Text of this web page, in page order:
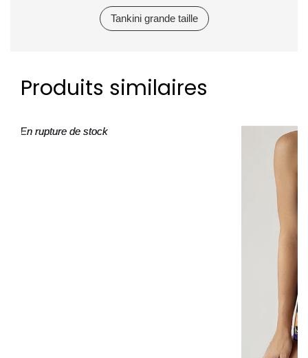
Tankini grande taille
Produits similaires
En rupture de stock